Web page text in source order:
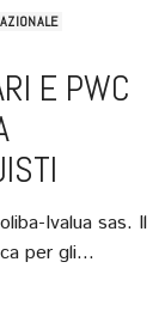
E PWC
Ivalua sas. Il
per gli…